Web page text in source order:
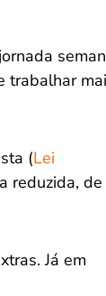
trabalhar
(Lei
reduzida,
Já em